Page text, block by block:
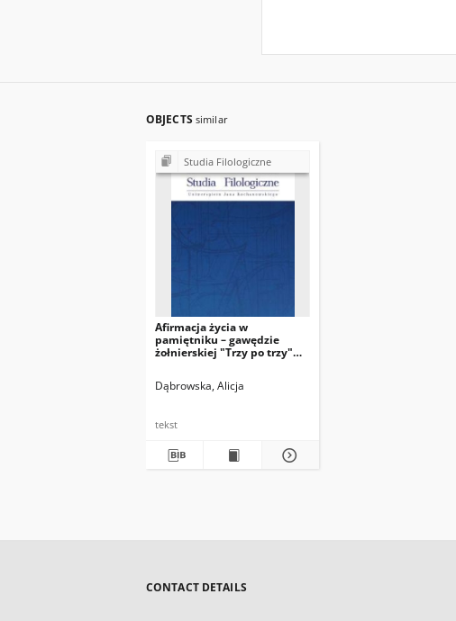
OBJECTS similar
Studia Filologiczne
Afirmacja życia w
pamiętniku – gawędzie
żołnierskiej "Trzy po trzy"
Dąbrowska, Alicja
tekst
CONTACT DETAILS